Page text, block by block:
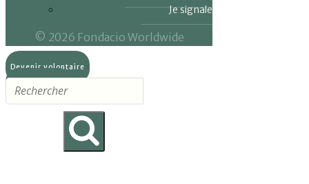
Je signale
© 2026 Fondacio Worldwide
Devenir volontaire